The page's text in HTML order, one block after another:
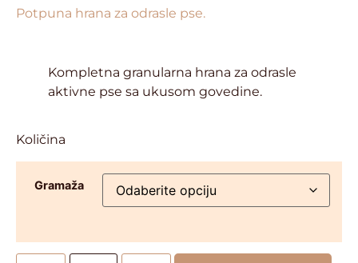
Potpuna hrana za odrasle pse.
Kompletna granularna hrana za odrasle
aktivne pse sa ukusom govedine.
Količina
Gramaža